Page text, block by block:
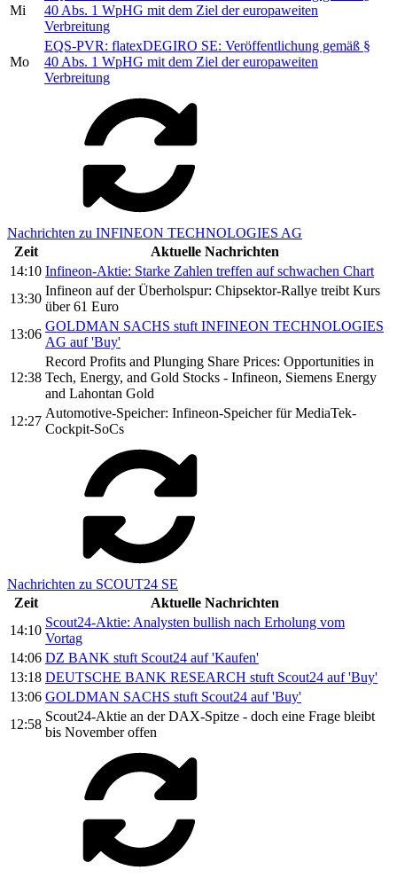
Mi
40 Abs. 1 WpHG mit dem Ziel der europaweiten
Verbreitung
Mo
EQS-PVR: flatexDEGIRO SE: Veröffentlichung gemäß §
40 Abs. 1 WpHG mit dem Ziel der europaweiten
Verbreitung
Nachrichten zu INFINEON TECHNOLOGIES AG
Zeit
Aktuelle Nachrichten
14:10 Infineon-Aktie: Starke Zahlen treffen auf schwachen Chart
13:30
Infineon auf der Überholspur: Chipsektor-Rallye treibt Kurs
über 61 Euro
13:06
GOLDMAN SACHS stuft INFINEON TECHNOLOGIES
AG auf 'Buy'
12:38
Record Profits and Plunging Share Prices: Opportunities in
Tech, Energy, and Gold Stocks - Infineon, Siemens Energy
and Lahontan Gold
12:27
Automotive-Speicher: Infineon-Speicher für MediaTek-
Cockpit-SoCs
Nachrichten zu SCOUT24 SE
Zeit
Aktuelle Nachrichten
14:10
Scout24-Aktie: Analysten bullish nach Erholung vom
Vortag
14:06 DZ BANK stuft Scout24 auf 'Kaufen'
13:18 DEUTSCHE BANK RESEARCH stuft Scout24 auf 'Buy'
13:06 GOLDMAN SACHS stuft Scout24 auf 'Buy'
12:58
Scout24-Aktie an der DAX-Spitze - doch eine Frage bleibt
bis November offen